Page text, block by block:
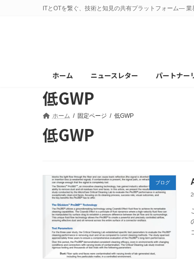
ITとOTを繋ぐ、技術と知見の共有プラットフォーム—
ホーム ニュースレター パートナー
低GWP
ホーム 固定ページ 低GWP
低GWP
ブログ